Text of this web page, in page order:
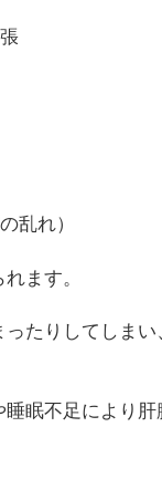
乱れ）
ます。
たりしてしま
眠不足により